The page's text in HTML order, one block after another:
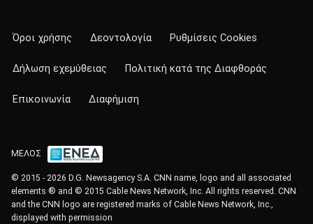
Όροι χρήσης Δεοντολογία Ρυθμίσεις Cookies
Δήλωση εχεμύθειας Πολιτική κατά της Διαφθοράς
Επικοινωνία Διαφήμιση
ΜΕΛΟΣ
© 2015 - 2026 D.G. Newsagency S.A. CNN name, logo and all associated
elements ® and © 2015 Cable News Network, Inc. All rights reserved. CNN
and the CNN logo are registered marks of Cable News Network, Inc.,
displayed with permission